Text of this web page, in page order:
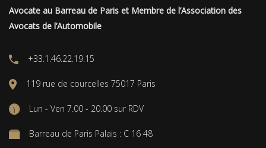
Avocate au Barreau de Paris et Membre de l’Association des
Avocats de l’Automobile
+33.1.46.22.19.15
119 rue de courcelles 75017 Paris
Lun - Ven 7.00 - 20.00 sur RDV
Barreau de Paris Palais : C 16 48